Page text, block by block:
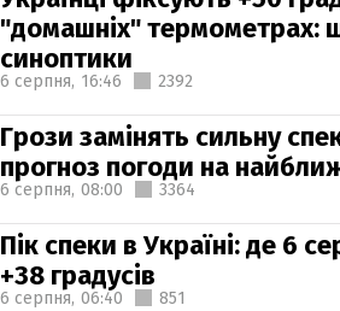
"домашніх" термометрах:
синоптики
6 серпня, 16:46 2392
Грози замінять сильну
прогноз погоди на
6 серпня, 08:00 3364
Пік спеки в Україні: де 6
+38 градусів
6 серпня, 06:40 851